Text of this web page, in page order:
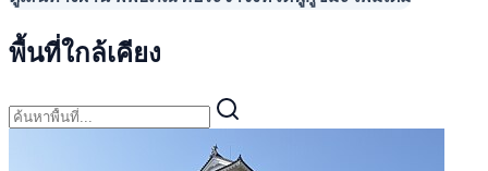
พื้นที่ใกล้เคียง